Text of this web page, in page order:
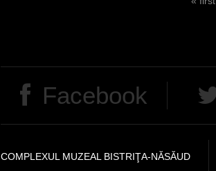
e
e
s
Facebook
COMPLEXUL MUZEAL BISTRIŢA-NĂSĂUD